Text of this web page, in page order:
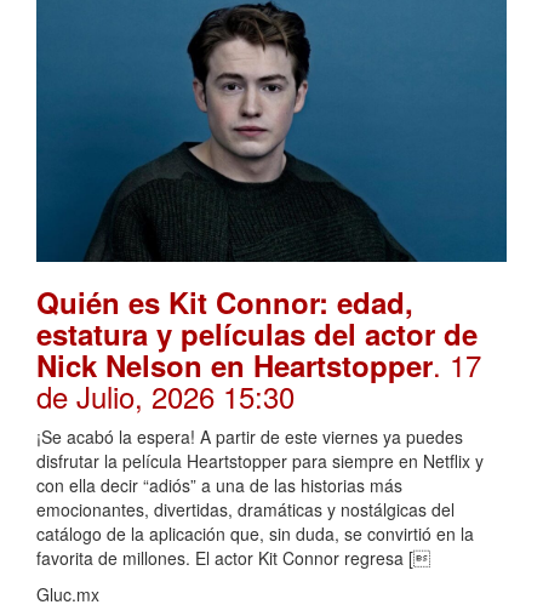
Quién es Kit Connor: edad,
estatura y películas del actor de
Nick Nelson en Heartstopper. 17
de Julio, 2026 15:30
¡Se acabó la espera! A partir de este viernes ya puedes
disfrutar la película Heartstopper para siempre en Netflix y
con ella decir “adiós” a una de las historias más
emocionantes, divertidas, dramáticas y nostálgicas del
catálogo de la aplicación que, sin duda, se convirtió en la
favorita de millones. El actor Kit Connor regresa [
Gluc.mx